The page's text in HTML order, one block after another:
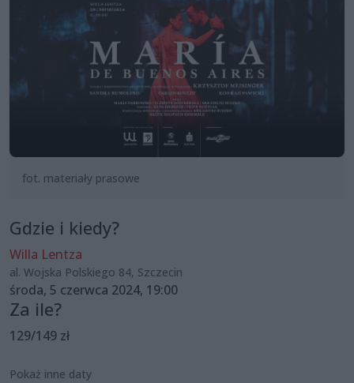
fot. materiały prasowe
Gdzie i kiedy?
Willa Lentza
al. Wojska Polskiego 84, Szczecin
środa, 5 czerwca 2024, 19:00
Za ile?
129/149 zł
Pokaż inne daty